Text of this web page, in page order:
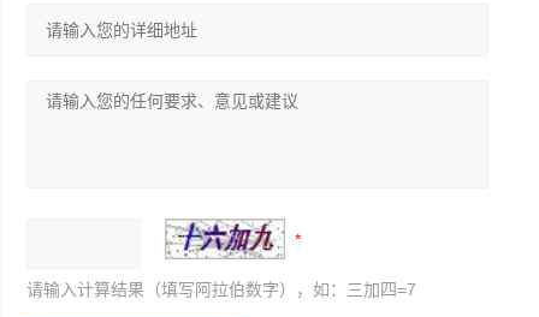
请输入计算结果（填写阿拉伯数字），如：三加四=7